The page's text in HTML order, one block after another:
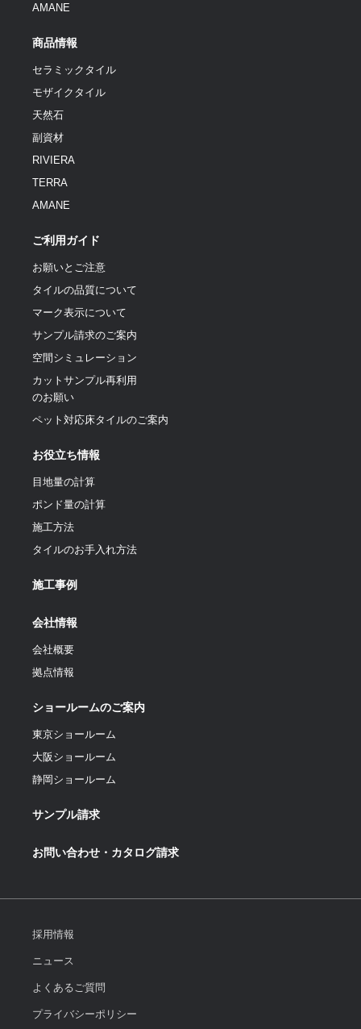
AMANE
商品情報
セラミックタイル
モザイクタイル
天然石
副資材
RIVIERA
TERRA
AMANE
ご利用ガイド
お願いとご注意
タイルの品質について
マーク表示について
サンプル請求のご案内
空間シミュレーション
カットサンプル再利用
のお願い
ペット対応床タイルのご案内
お役立ち情報
目地量の計算
ポンド量の計算
施工方法
タイルのお手入れ方法
施工事例
会社情報
会社概要
拠点情報
ショールームのご案内
東京ショールーム
大阪ショールーム
静岡ショールーム
サンプル請求
お問い合わせ・カタログ請求
採用情報
ニュース
よくあるご質問
プライバシーポリシー